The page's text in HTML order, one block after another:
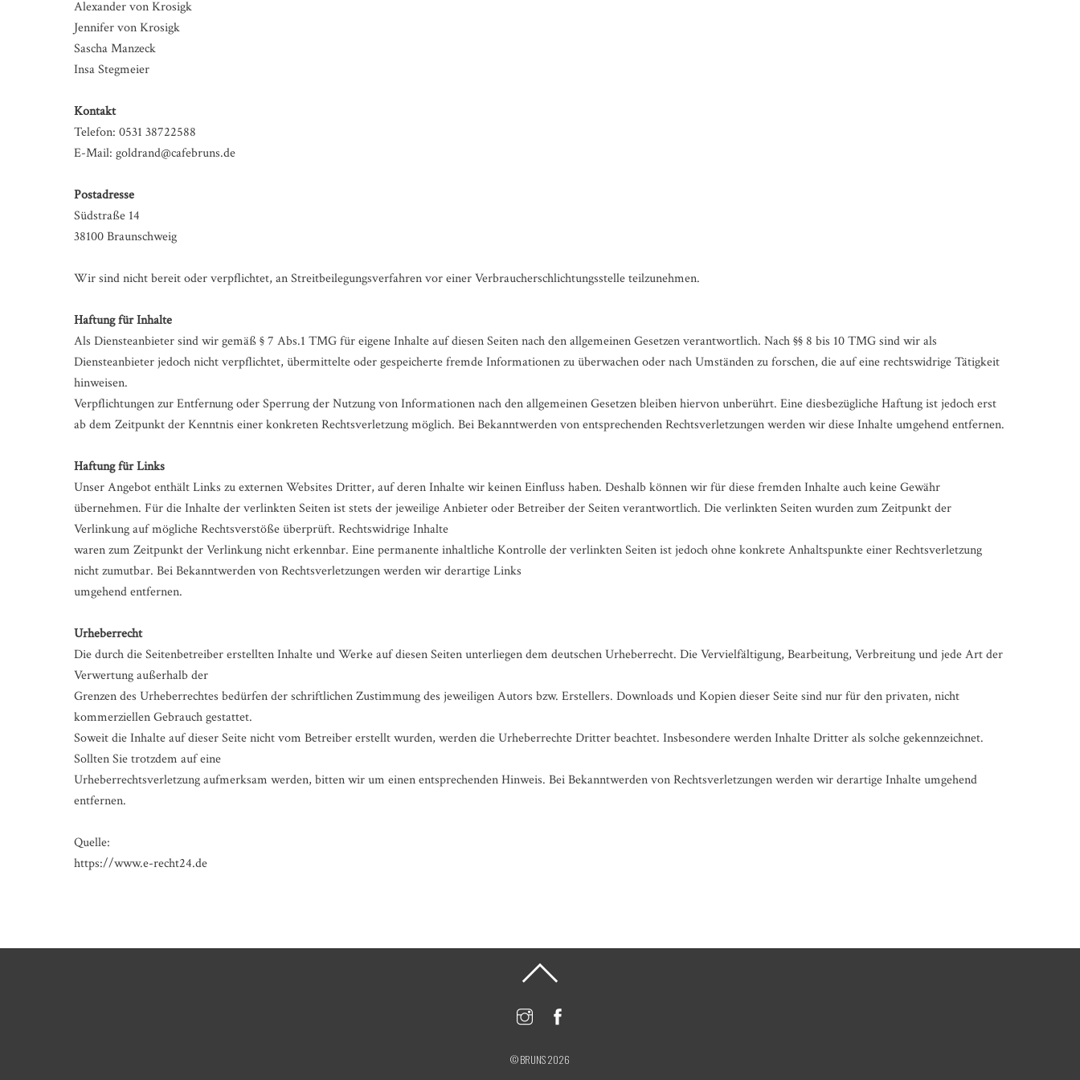
Alexander von Krosigk
Jennifer von Krosigk
Sascha Manzeck
Insa Stegmeier
Kontakt
Telefon: 0531 38722588
E-Mail: goldrand@cafebruns.de
Postadresse
Südstraße 14
38100 Braunschweig
Wir sind nicht bereit oder verpflichtet, an Streitbeilegungsverfahren vor einer Verbraucherschlichtungsstelle teilzunehmen.
Haftung für Inhalte
Als Diensteanbieter sind wir gemäß § 7 Abs.1 TMG für eigene Inhalte auf diesen Seiten nach den allgemeinen Gesetzen verantwortlich. Nach §§ 8 bis 10 TMG sind wir als
Diensteanbieter jedoch nicht verpflichtet, übermittelte oder gespeicherte fremde Informationen zu überwachen oder nach Umständen zu forschen, die auf eine rechtswidrige Tätigkeit
hinweisen.
Verpflichtungen zur Entfernung oder Sperrung der Nutzung von Informationen nach den allgemeinen Gesetzen bleiben hiervon unberührt. Eine diesbezügliche Haftung ist jedoch erst
ab dem Zeitpunkt der Kenntnis einer konkreten Rechtsverletzung möglich. Bei Bekanntwerden von entsprechenden Rechtsverletzungen werden wir diese Inhalte umgehend entfernen.
Haftung für Links
Unser Angebot enthält Links zu externen Websites Dritter, auf deren Inhalte wir keinen Einfluss haben. Deshalb können wir für diese fremden Inhalte auch keine Gewähr
übernehmen. Für die Inhalte der verlinkten Seiten ist stets der jeweilige Anbieter oder Betreiber der Seiten verantwortlich. Die verlinkten Seiten wurden zum Zeitpunkt der
Verlinkung auf mögliche Rechtsverstöße überprüft. Rechtswidrige Inhalte
waren zum Zeitpunkt der Verlinkung nicht erkennbar. Eine permanente inhaltliche Kontrolle der verlinkten Seiten ist jedoch ohne konkrete Anhaltspunkte einer Rechtsverletzung
nicht zumutbar. Bei Bekanntwerden von Rechtsverletzungen werden wir derartige Links
umgehend entfernen.
Urheberrecht
Die durch die Seitenbetreiber erstellten Inhalte und Werke auf diesen Seiten unterliegen dem deutschen Urheberrecht. Die Vervielfältigung, Bearbeitung, Verbreitung und jede Art der
Verwertung außerhalb der
Grenzen des Urheberrechtes bedürfen der schriftlichen Zustimmung des jeweiligen Autors bzw. Erstellers. Downloads und Kopien dieser Seite sind nur für den privaten, nicht
kommerziellen Gebrauch gestattet.
Soweit die Inhalte auf dieser Seite nicht vom Betreiber erstellt wurden, werden die Urheberrechte Dritter beachtet. Insbesondere werden Inhalte Dritter als solche gekennzeichnet.
Sollten Sie trotzdem auf eine
Urheberrechtsverletzung aufmerksam werden, bitten wir um einen entsprechenden Hinweis. Bei Bekanntwerden von Rechtsverletzungen werden wir derartige Inhalte umgehend
entfernen.
Quelle:
https://www.e-recht24.de
©BRUNS2026